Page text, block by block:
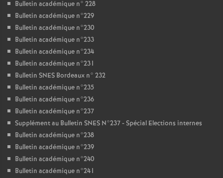
Bulletin académique n° 228
Bulletin académique n°229
Bulletin académique n°230
Bulletin académique n°233
Bulletin académique n°234
Bulletin académique n°231
Bulletin SNES Bordeaux n° 232
Bulletin académique n°235
Bulletin académique n°236
Bulletin académique n°237
Supplément au Bulletin SNES N°237 - Spécial Elections internes
Bulletin académique n°238
Bulletin académique n°239
Bulletin académique n°240
Bulletin académique n°241